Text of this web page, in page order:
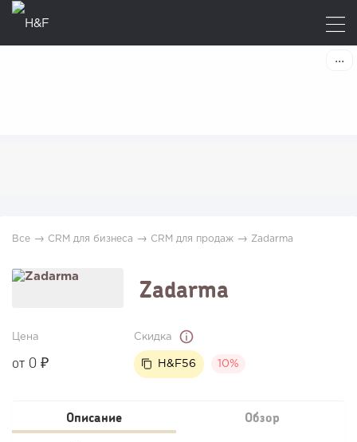
Все → CRM для бизнеса → CRM для продаж → Zadarma
Zadarma
Скидка
H&F56 10%
Цена
от 0 ₽
Описание Обзор